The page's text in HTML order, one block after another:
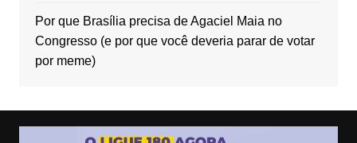
Por que Brasília precisa de Agaciel Maia no
Congresso (e por que você deveria parar de votar
por meme)